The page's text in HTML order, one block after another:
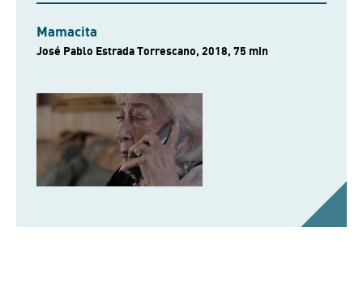
Mamacita
José Pablo Estrada Torrescano, 2018, 75 min